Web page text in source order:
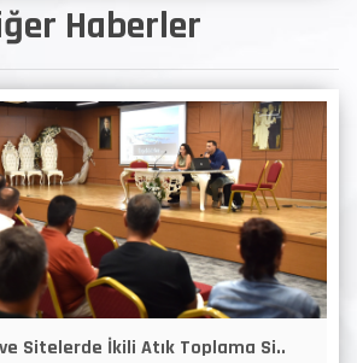
Haberler
Sitelerde İkili Atık Toplama Si..